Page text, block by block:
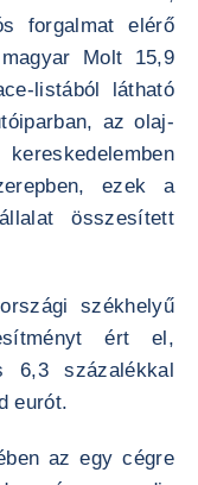
forgalmat elérő
Molt 15,9
listából látható
az olaj-
ezek a
összesített
székhelyű
ért el,
6,3 százalékkal
eurót.
az egy cégre